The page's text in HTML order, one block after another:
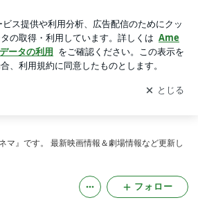
して ブログの更新通知
を受け取りまし
開く
マ』です。 最新映画情報＆劇場情報など更新し
フォロー